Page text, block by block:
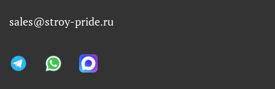
sales@stroy-pride.ru